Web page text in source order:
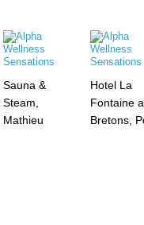
Sauna &
Steam,
Mathieu
Hotel La
Fontaine
Bretons,